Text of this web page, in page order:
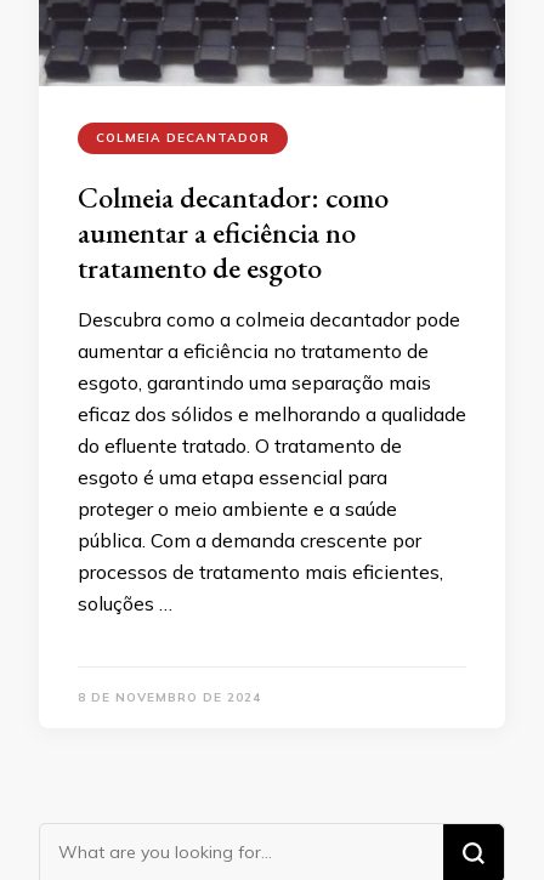
COLMEIA DECANTADOR
Colmeia decantador: como
aumentar a eficiência no
tratamento de esgoto
Descubra como a colmeia decantador pode
aumentar a eficiência no tratamento de
esgoto, garantindo uma separação mais
eficaz dos sólidos e melhorando a qualidade
do efluente tratado. O tratamento de
esgoto é uma etapa essencial para
proteger o meio ambiente e a saúde
pública. Com a demanda crescente por
processos de tratamento mais eficientes,
soluções …
8 DE NOVEMBRO DE 2024
Looking